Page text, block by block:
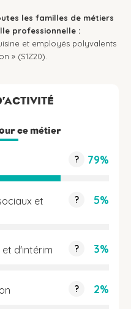
les familles de métiers
professionnelle :
et employés polyvalents
» (S1Z20).
ce métier
? 79%
et
? 5%
d'intérim ? 3%
? 2%